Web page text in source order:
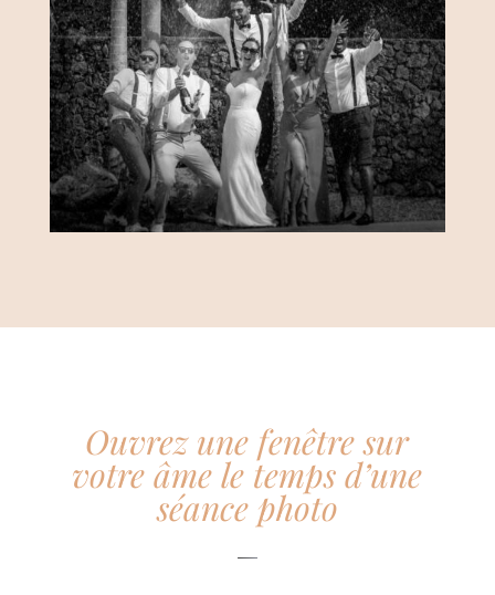
Ouvrez une fenêtre sur
votre âme le temps d’une
séance photo